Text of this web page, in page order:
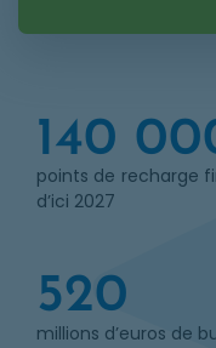
140
points de recharge
d’ici 2027
520
millions d’euros de